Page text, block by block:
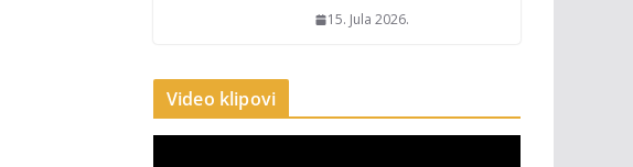
15. Jula 2026.
Video klipovi